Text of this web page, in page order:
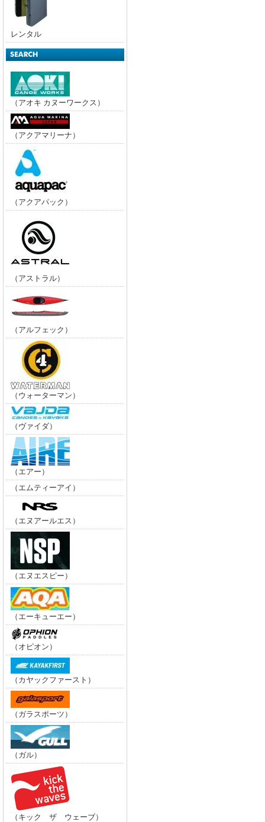
レンタル
（アオキ カヌーワークス）
（アクアマリーナ）
（アクアパック）
（アストラル）
（アルフェック）
（ウォーターマン）
（ヴァイダ）
（エアー）
（エムティーアイ）
（エヌアールエス）
（エヌエスピー）
（エーキューエー）
（オピオン）
（カヤックファースト）
（ガラスポーツ）
（ガル）
（キック ザ ウェーブ）